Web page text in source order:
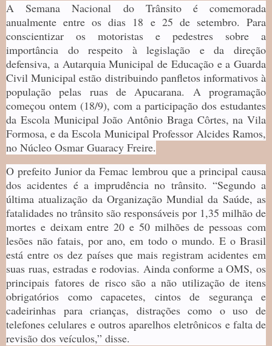
A Semana Nacional do Trânsito é comemorada
anualmente entre os dias 18 e 25 de setembro. Para
conscientizar os motoristas e pedestres sobre a
importância do respeito à legislação e da direção
defensiva, a Autarquia Municipal de Educação e a Guarda
Civil Municipal estão distribuindo panfletos informativos à
população pelas ruas de Apucarana. A programação
começou ontem (18/9), com a participação dos estudantes
da Escola Municipal João Antônio Braga Côrtes, na Vila
Formosa, e da Escola Municipal Professor Alcides Ramos,
no Núcleo Osmar Guaracy Freire.
O prefeito Junior da Femac lembrou que a principal causa
dos acidentes é a imprudência no trânsito. “Segundo a
última atualização da Organização Mundial da Saúde, as
fatalidades no trânsito são responsáveis por 1,35 milhão de
mortes e deixam entre 20 e 50 milhões de pessoas com
lesões não fatais, por ano, em todo o mundo. E o Brasil
está entre os dez países que mais registram acidentes em
suas ruas, estradas e rodovias. Ainda conforme a OMS, os
principais fatores de risco são a não utilização de itens
obrigatórios como capacetes, cintos de segurança e
cadeirinhas para crianças, distrações como o uso de
telefones celulares e outros aparelhos eletrônicos e falta de
revisão dos veículos,” disse.